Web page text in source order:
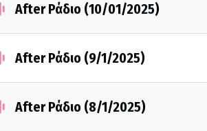
After Ράδιο (10/01/2025)
After Ράδιο (9/1/2025)
After Ράδιο (8/1/2025)